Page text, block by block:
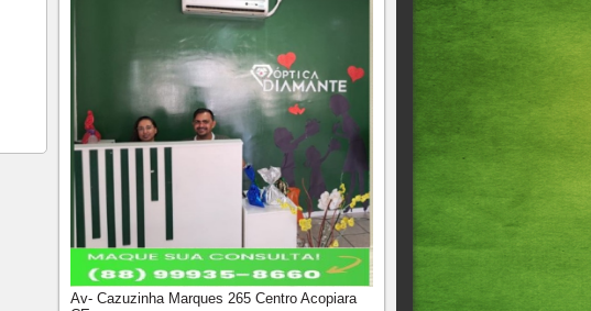
Av- Cazuzinha Marques 265 Centro Acopiara